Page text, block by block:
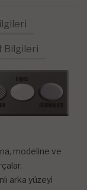
Bilgileri
modeline ve
arka yüzeyi